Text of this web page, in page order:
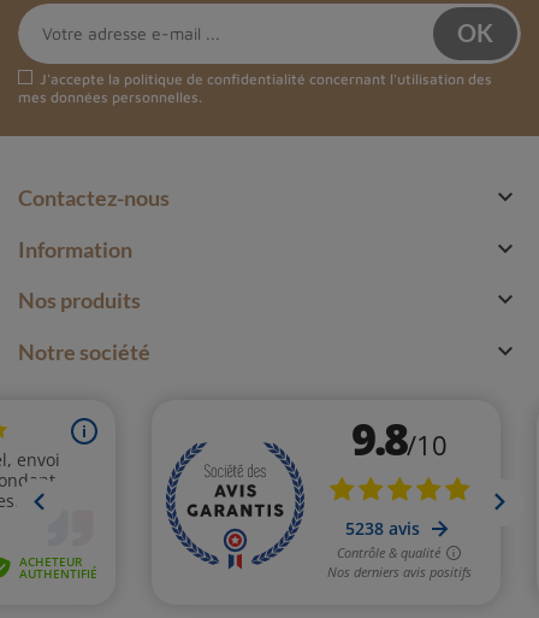
J'accepte la politique de confidentialité concernant l'utilisation des
mes données personnelles.
Contactez-nous 
Information 
Nos produits 
Notre société 